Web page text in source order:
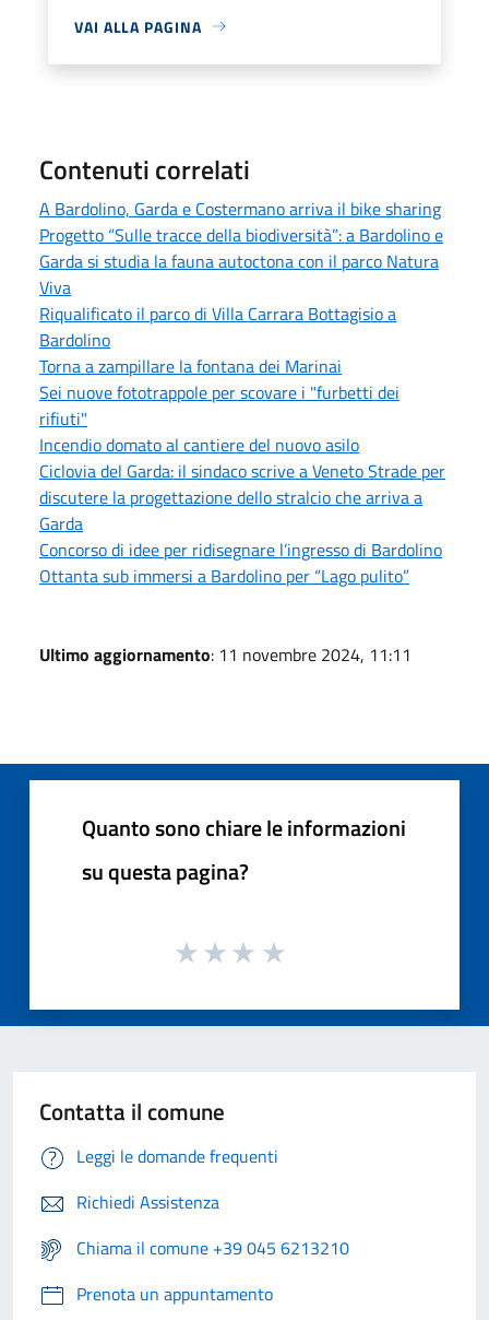
VAI ALLA PAGINA
Contenuti correlati
A Bardolino, Garda e Costermano arriva il bike sharing
Progetto “Sulle tracce della biodiversità”: a Bardolino e
Garda si studia la fauna autoctona con il parco Natura
Viva
Riqualificato il parco di Villa Carrara Bottagisio a
Bardolino
Torna a zampillare la fontana dei Marinai
Sei nuove fototrappole per scovare i "furbetti dei
rifiuti"
Incendio domato al cantiere del nuovo asilo
Ciclovia del Garda: il sindaco scrive a Veneto Strade per
discutere la progettazione dello stralcio che arriva a
Garda
Concorso di idee per ridisegnare l’ingresso di Bardolino
Ottanta sub immersi a Bardolino per “Lago pulito”
Ultimo aggiornamento: 11 novembre 2024, 11:11
Quanto sono chiare le informazioni
su questa pagina?
Contatta il comune
Leggi le domande frequenti
Richiedi Assistenza
Chiama il comune +39 045 6213210
Prenota un appuntamento